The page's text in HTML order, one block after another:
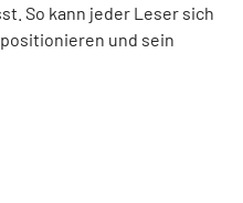
So kann jeder Leser sich
und sein